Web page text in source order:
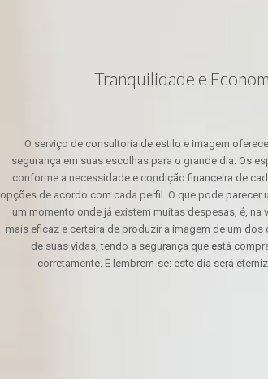
Tranquilidade e
O serviço de consultoria de estilo e imagem
segurança em suas escolhas para o grande dia. Os
conforme a necessidade e condição financeira de
opções de acordo com cada perfil. O que pode parecer
um momento onde já existem muitas despesas, é, na
mais eficaz e certeira de produzir a imagem de um
de suas vidas, tendo a segurança que está
corretamente. E lembrem-se: este dia será